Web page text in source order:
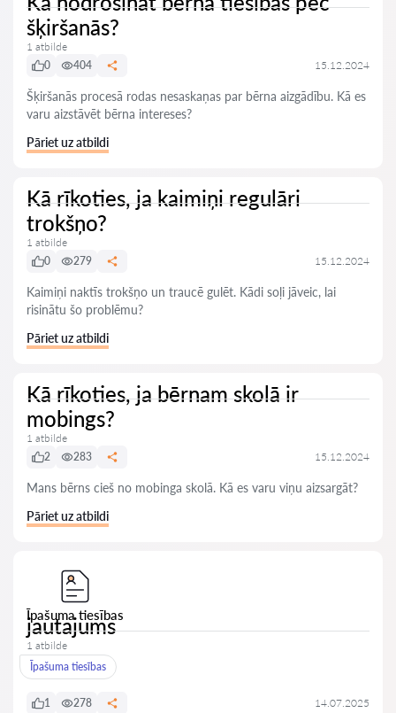
šķiršanās?
1 atbilde
0
404 15.12.2024
Šķiršanās procesā rodas nesaskaņas par bērna aizgādību. Kā es
varu aizstāvēt bērna intereses?
Pāriet uz atbildi
Kā rīkoties, ja kaimiņi regulāri
trokšņo?
1 atbilde
0
279 15.12.2024
Kaimiņi naktīs trokšņo un traucē gulēt. Kādi soļi jāveic, lai
risinātu šo problēmu?
Pāriet uz atbildi
Kā rīkoties, ja bērnam skolā ir
mobings?
1 atbilde
2
283 15.12.2024
Mans bērns cieš no mobinga skolā. Kā es varu viņu aizsargāt?
Pāriet uz atbildi
Īpašuma tiesības
jautajums
1 atbilde
Īpašuma tiesības
1 278 14.07.2025